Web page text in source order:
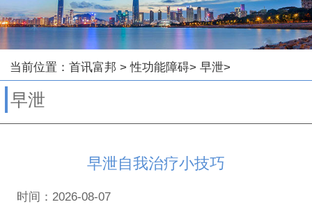
当前位置： 首讯富邦 >性功能障碍> 早泄>
早泄
早泄自我治疗小技巧
时间：2026-08-07